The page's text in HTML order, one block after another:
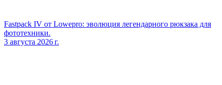
Fastpack IV от Lowepro: эволюция легендарного рюкзака для
фототехники.
3 августа 2026 г.